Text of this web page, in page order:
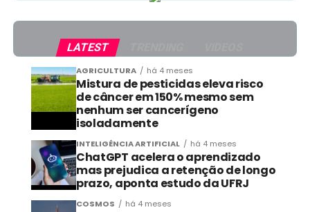
LATEST
AGRICULTURA há 4 meses
Mistura de pesticidas eleva risco
de câncer em 150% mesmo sem
nenhum ser cancerígeno
isoladamente
INTELIGÊNCIA ARTIFICIAL há 4 meses
ChatGPT acelera o aprendizado
mas prejudica a retenção de longo
prazo, aponta estudo da UFRJ
COSMOS há 4 meses